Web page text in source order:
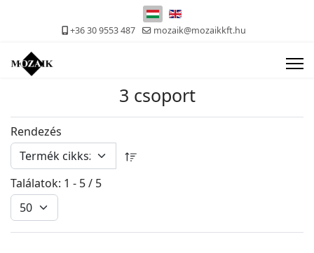
Válasszon nyelvet
+36 30 9553 487 mozaik@mozaikkft.hu
3 csoport
Rendezés
Találatok: 1 - 5 / 5